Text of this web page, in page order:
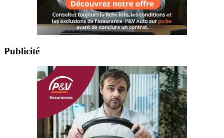
Publicité